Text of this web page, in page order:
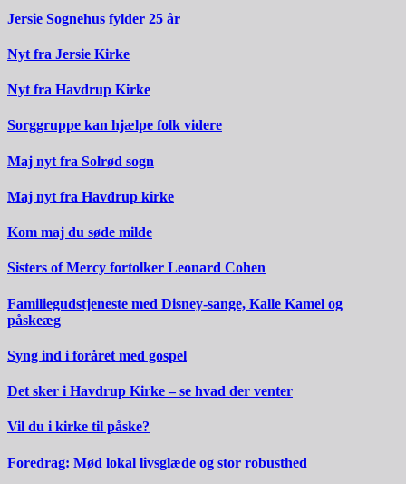
Jersie Sognehus fylder 25 år
Nyt fra Jersie Kirke
Nyt fra Havdrup Kirke
Sorggruppe kan hjælpe folk videre
Maj nyt fra Solrød sogn
Maj nyt fra Havdrup kirke
Kom maj du søde milde
Sisters of Mercy fortolker Leonard Cohen
Familiegudstjeneste med Disney-sange, Kalle Kamel og
påskeæg
Syng ind i foråret med gospel
Det sker i Havdrup Kirke – se hvad der venter
Vil du i kirke til påske?
Foredrag: Mød lokal livsglæde og stor robusthed